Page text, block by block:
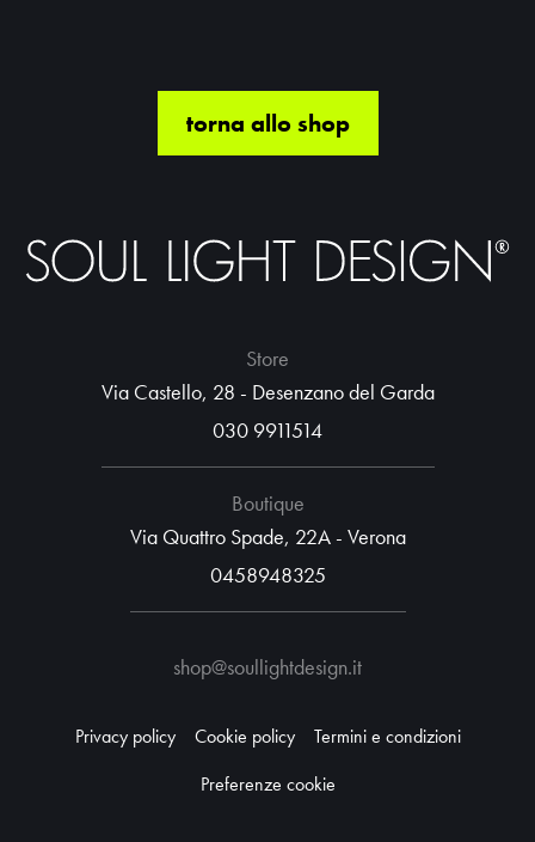
torna allo shop
Store
Via Castello, 28 - Desenzano del Garda
030 9911514
Boutique
Via Quattro Spade, 22A - Verona
0458948325
shop@soullightdesign.it
Privacy policy Cookie policy
Termini e condizioni
Preferenze cookie